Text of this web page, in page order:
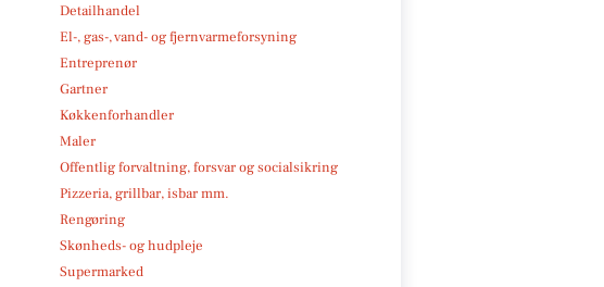
Detailhandel
El-, gas-, vand- og fjernvarmeforsyning
Entreprenør
Gartner
Køkkenforhandler
Maler
Offentlig forvaltning, forsvar og socialsikring
Pizzeria, grillbar, isbar mm.
Rengøring
Skønheds- og hudpleje
Supermarked